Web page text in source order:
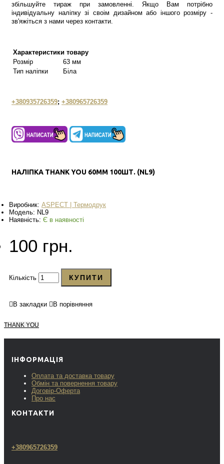
збільшуйте тираж при замовленні. Якщо Вам потрібно
індивідуальну наліпку зі своім дизайном або іншого розміру -
зв'яжіться з нами через контакти.
Характеристики товару
Розмір
63 мм
Тип наліпки
Біла
+380935726359; +380965726359
НАЛІПКА THANK YOU 60ММ 100ШТ. (NL9)
Виробник: ASPECT | Термодрук
Модель: NL9
Наявність: Є в наявності
100 грн.
Кількість КУПИТИ
В закладки В порівняння
THANK YOU
ІНФОРМАЦІЯ
Оплата та доставка товару
Обмін та повернення товару
Договір-Оферта
Про нас
КОНТАКТИ
+380965726359